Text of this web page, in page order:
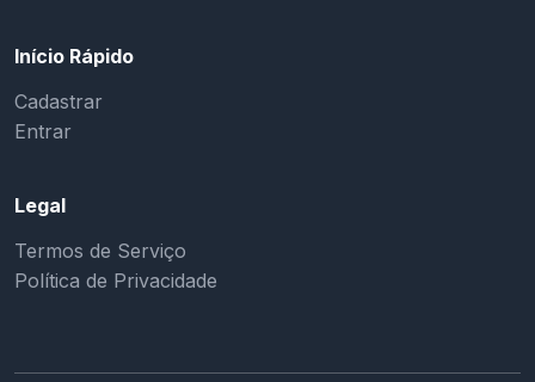
Início Rápido
Cadastrar
Entrar
Legal
Termos de Serviço
Política de Privacidade